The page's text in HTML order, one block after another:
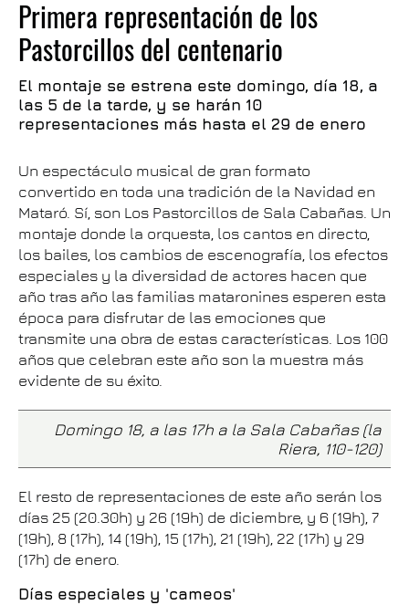
Primera representación de los
Pastorcillos del centenario
El montaje se estrena este domingo, día 18, a
las 5 de la tarde, y se harán 10
representaciones más hasta el 29 de enero
Un espectáculo musical de gran formato
convertido en toda una tradición de la Navidad en
Mataró. Sí, son Los Pastorcillos de Sala Cabañas. Un
montaje donde la orquesta, los cantos en directo,
los bailes, los cambios de escenografía, los efectos
especiales y la diversidad de actores hacen que
año tras año las familias mataronines esperen esta
época para disfrutar de las emociones que
transmite una obra de estas características. Los 100
años que celebran este año son la muestra más
evidente de su éxito.
Domingo 18, a las 17h a la Sala Cabañas (la
Riera, 110-120)
El resto de representaciones de este año serán los
días 25 (20.30h) y 26 (19h) de diciembre, y 6 (19h), 7
(19h), 8 (17h), 14 (19h), 15 (17h), 21 (19h), 22 (17h) y 29
(17h) de enero.
Días especiales y 'cameos'